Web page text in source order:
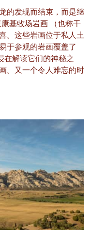
的发现而结束，而是继
康基牧场岩画 （也称干
。这些岩画位于私人土
于参观的岩画覆盖了
在解读它们的神秘之
。又一个令人难忘的时